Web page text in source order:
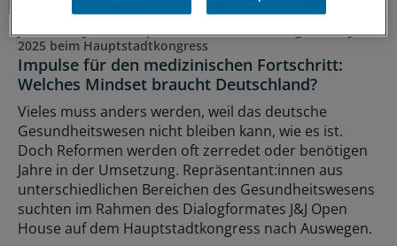
Johnson & Johnson Open House-Veranstaltung am 26. Juni
2025 beim Hauptstadtkongress
Impulse für den medizinischen Fortschritt:
Welches Mindset braucht Deutschland?
Vieles muss anders werden, weil das deutsche
Gesundheitswesen nicht bleiben kann, wie es ist.
Doch Reformen werden oft zerredet oder benötigen
Jahre in der Umsetzung. Repräsentant:innen aus
unterschiedlichen Bereichen des Gesundheitswesens
suchten im Rahmen des Dialogformates J&J Open
House auf dem Hauptstadtkongress nach Auswegen.